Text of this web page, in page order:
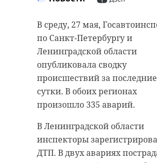
В среду, 27 мая,
по Санкт-Петербургу и
Ленинградской области
опубликовала сводку
происшествий за последние
сутки. В обоих регионах
произошло 335 аварий.
В Ленинградской области
инспекторы
ДТП. В двух авариях
Подписывайтесь на нас в
Полицейские задержали 31-
летнего петербуржца,
подозревают в продаже
наркотиков из рук в руки.
задержания и подробности
каналу в среду, 27 мая,
Подписывайтесь на нас в
Следственный комитет
расследование уголовного
отношении 16-летней
Всеволожского района
Ленобласти. Она обвиняется
размере, - рассказали в
мая, в пресс-службе